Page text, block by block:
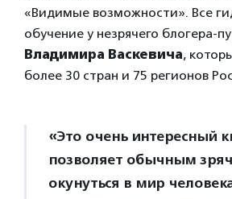
«Видимые возможности». Все
обучение у незрячего блогера-
Владимира Васкевича,
более 30 стран и 75 регионов
«Это очень интересный
позволяет обычным
окунуться в мир